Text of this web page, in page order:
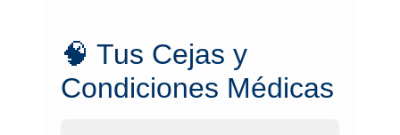
🧠 Tus Cejas y
Condiciones Médicas